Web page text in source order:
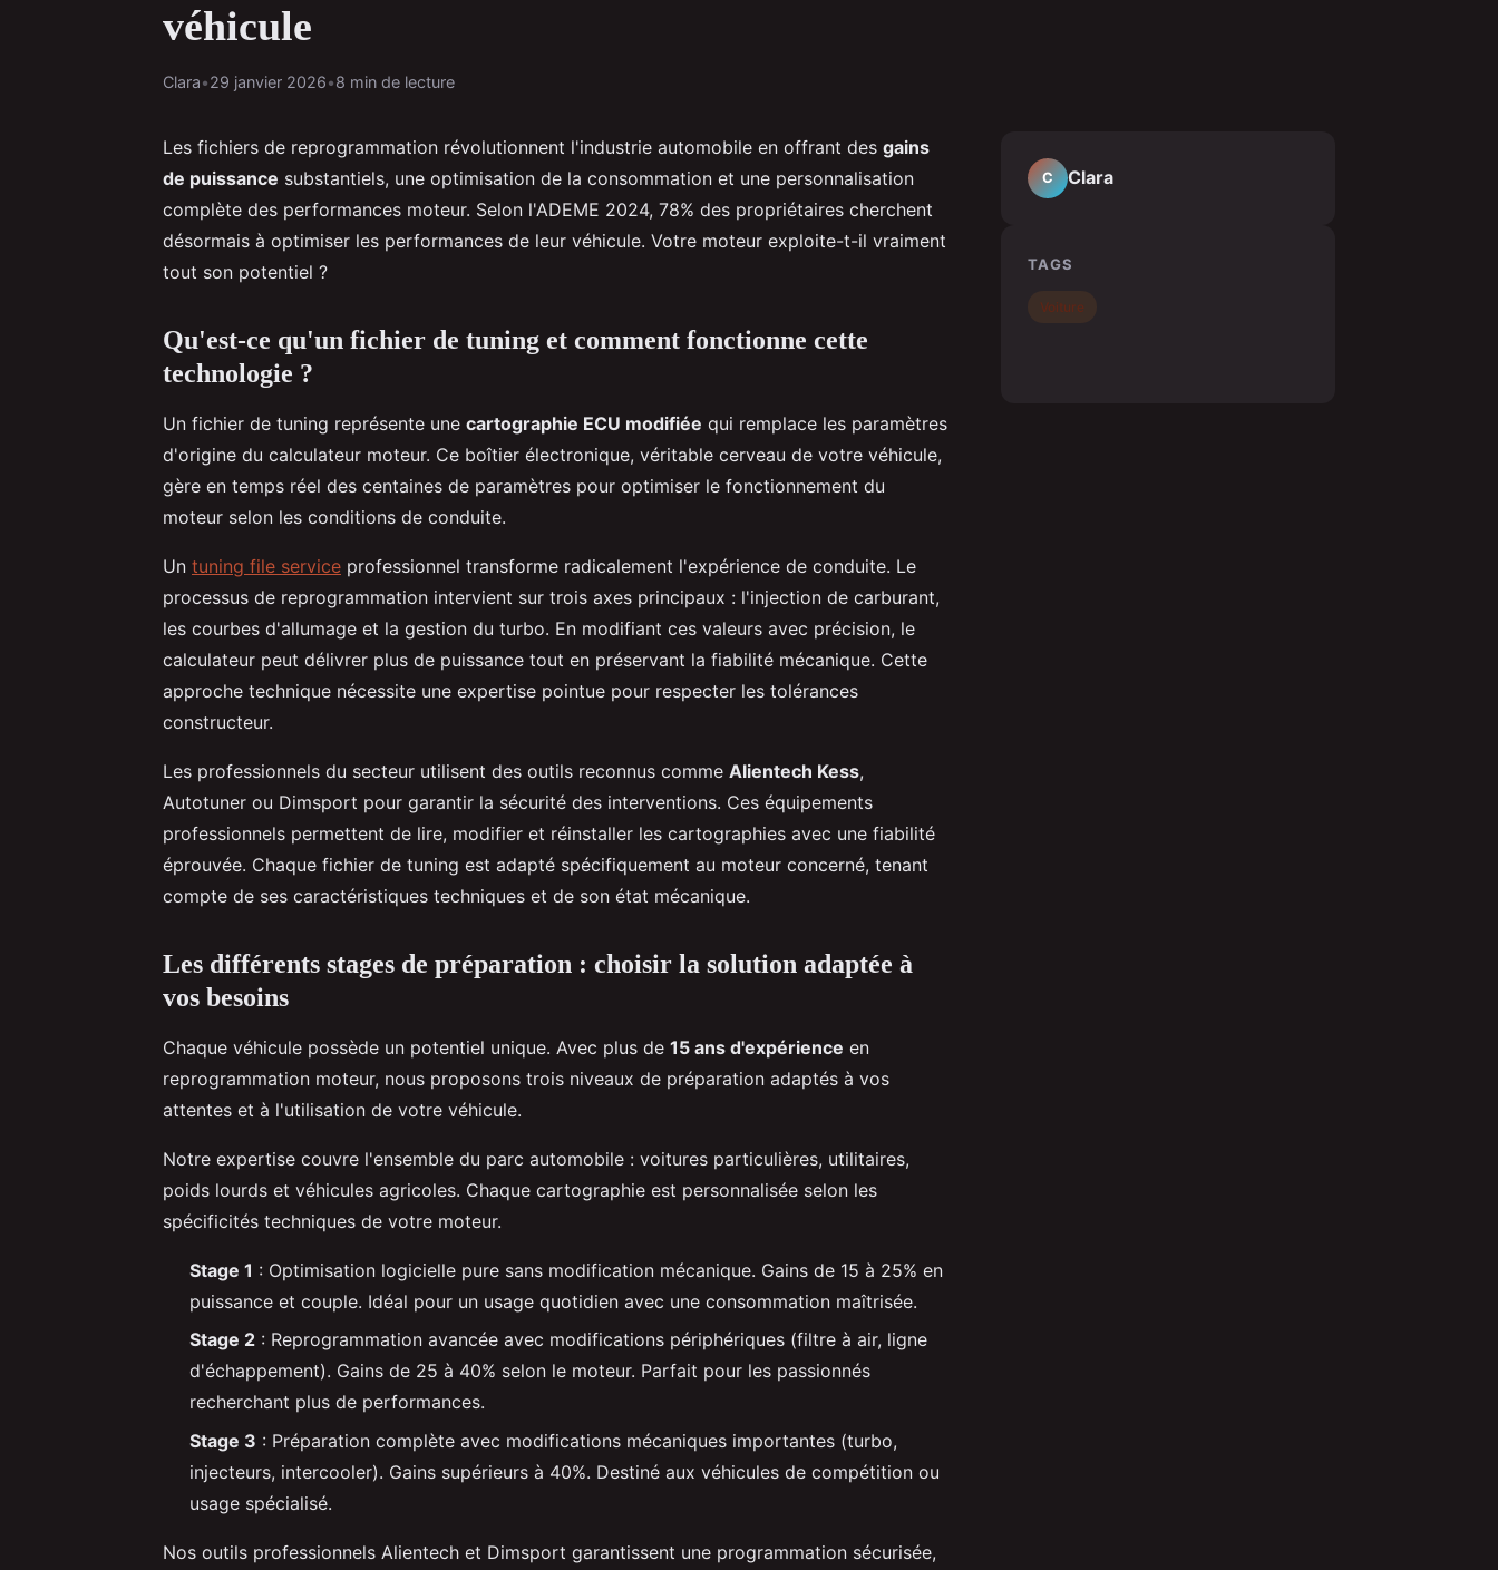
véhicule
Clara•29 janvier 2026•8 min de lecture
Les fichiers de reprogrammation révolutionnent l'industrie automobile en offrant des gains
de puissance substantiels, une optimisation de la consommation et une personnalisation
complète des performances moteur. Selon l'ADEME 2024, 78% des propriétaires cherchent
désormais à optimiser les performances de leur véhicule. Votre moteur exploite-t-il vraiment
tout son potentiel ?
Qu'est-ce qu'un fichier de tuning et comment fonctionne cette
technologie ?
Un fichier de tuning représente une cartographie ECU modifiée qui remplace les paramètres
d'origine du calculateur moteur. Ce boîtier électronique, véritable cerveau de votre véhicule,
gère en temps réel des centaines de paramètres pour optimiser le fonctionnement du
moteur selon les conditions de conduite.
Un tuning file service professionnel transforme radicalement l'expérience de conduite. Le
processus de reprogrammation intervient sur trois axes principaux : l'injection de carburant,
les courbes d'allumage et la gestion du turbo. En modifiant ces valeurs avec précision, le
calculateur peut délivrer plus de puissance tout en préservant la fiabilité mécanique. Cette
approche technique nécessite une expertise pointue pour respecter les tolérances
constructeur.
Les professionnels du secteur utilisent des outils reconnus comme Alientech Kess,
Autotuner ou Dimsport pour garantir la sécurité des interventions. Ces équipements
professionnels permettent de lire, modifier et réinstaller les cartographies avec une fiabilité
éprouvée. Chaque fichier de tuning est adapté spécifiquement au moteur concerné, tenant
compte de ses caractéristiques techniques et de son état mécanique.
Les différents stages de préparation : choisir la solution adaptée à
vos besoins
Chaque véhicule possède un potentiel unique. Avec plus de 15 ans d'expérience en
reprogrammation moteur, nous proposons trois niveaux de préparation adaptés à vos
attentes et à l'utilisation de votre véhicule.
Notre expertise couvre l'ensemble du parc automobile : voitures particulières, utilitaires,
poids lourds et véhicules agricoles. Chaque cartographie est personnalisée selon les
spécificités techniques de votre moteur.
Stage 1 : Optimisation logicielle pure sans modification mécanique. Gains de 15 à 25% en
puissance et couple. Idéal pour un usage quotidien avec une consommation maîtrisée.
Stage 2 : Reprogrammation avancée avec modifications périphériques (filtre à air, ligne
d'échappement). Gains de 25 à 40% selon le moteur. Parfait pour les passionnés
recherchant plus de performances.
Stage 3 : Préparation complète avec modifications mécaniques importantes (turbo,
injecteurs, intercooler). Gains supérieurs à 40%. Destiné aux véhicules de compétition ou
usage spécialisé.
Nos outils professionnels Alientech et Dimsport garantissent une programmation sécurisée,
C Clara
TAGS
Voiture